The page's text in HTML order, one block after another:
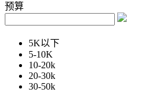
预算
5K以下
5-10K
10-20k
20-30k
30-50k